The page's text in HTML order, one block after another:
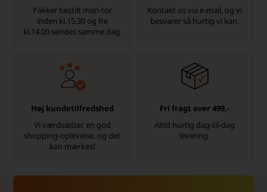
Pakker bestilt man-tor
inden kl.15.30 og fre
kl.14.00 sendes samme dag.
Kontakt os via e-mail, og vi
besvarer så hurtig vi kan.
Høj kundetilfredshed
Vi værdsætter en god
shopping-oplevelse, og det
kan mærkes!
Fri fragt over 499,-
Altid hurtig dag-til-dag
levering.